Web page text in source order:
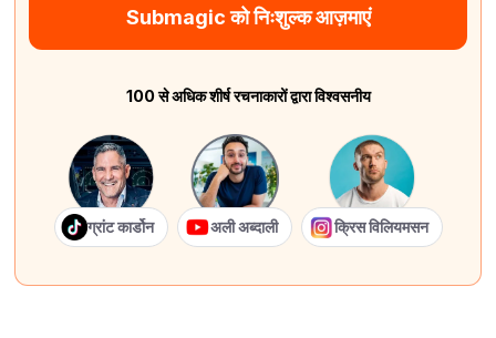
Submagic को निःशुल्क आज़माएं
100 से अधिक शीर्ष रचनाकारों द्वारा विश्वसनीय
ग्रांट कार्डोन अली अब्दाली क्रिस विलियमसन